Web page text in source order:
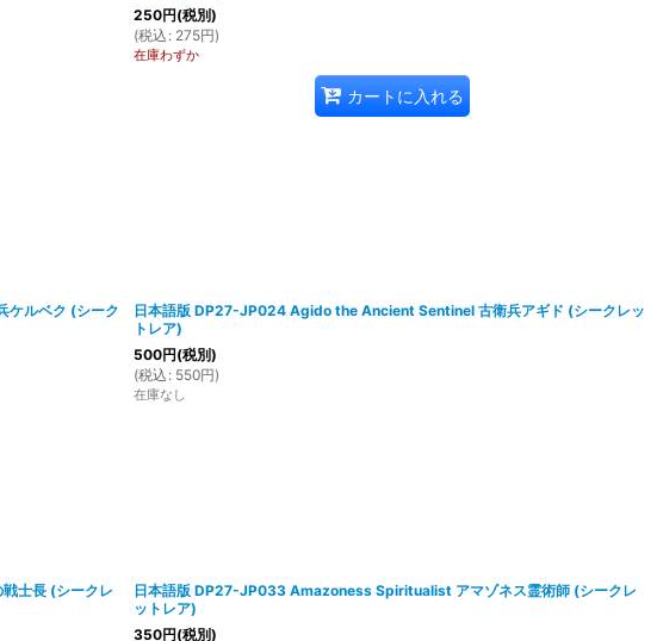
250円(税別)
(税込 : 275円)
在庫わずか
カートに入れる
ルベク (シーク
日本語版 DP27-JP024 Agido the Ancient Sentinel 古衛兵アギド (シークレッ
トレア)
500円(税別)
(税込 : 550円)
在庫なし
士長 (シークレ
日本語版 DP27-JP033 Amazoness Spiritualist アマゾネス霊術師 (シークレ
ットレア)
350円(税別)